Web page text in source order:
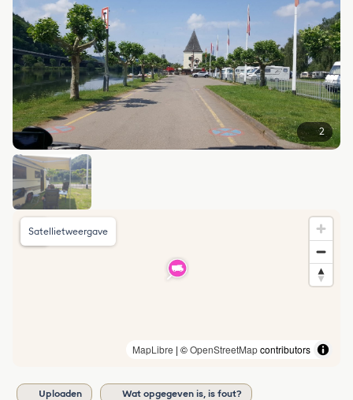
2
MapLibre | ©OpenStreetMapcontributors
Satellietweergave
Uploaden Wat opgegeven is, is fout?